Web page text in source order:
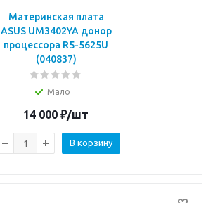
Материнская плата
ASUS UM3402YA донор
процессора R5-5625U
(040837)
Мало
14 000 ₽/шт
В корзину